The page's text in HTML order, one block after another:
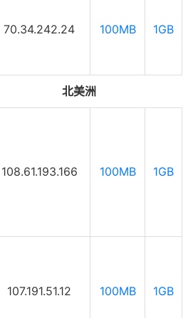
70.34.242.24 100MB 1GB
北美洲
108.61.193.166 100MB 1GB
107.191.51.12 100MB 1GB